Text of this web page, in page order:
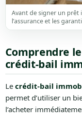
Avant de signer un prêt
l’assurance et les
Comprendre
crédit-bail
Le crédit-bail
permet d’utiliser un
l’acheter